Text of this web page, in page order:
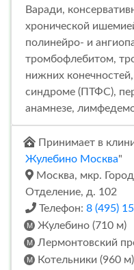
Варади,
хронической
полинейро- и
тромбофлебитом,
нижних
синдроме (ПТФС),
анамнезе,
Принимает в
Жулебино Москва"
Москва, мкр.
Отделение, д. 102
Телефон: 8 (495)
Жулебино (710 м)
Лермонтовский
Котельники (960 м)